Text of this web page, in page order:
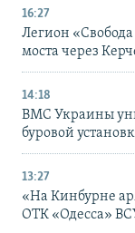
16:27
Легион
моста через
14:18
ВМС Украины
буровой
13:27
«На Кинбурне
ОТК «Одесса»